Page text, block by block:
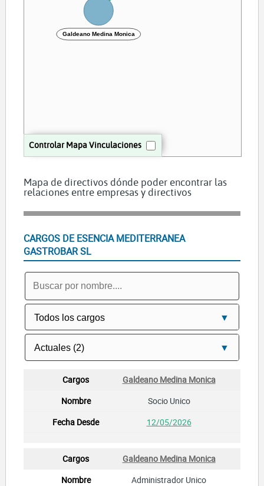
Controlar Mapa Vinculaciones
Galdeano Medina Monica
Mapa de directivos dónde poder encontrar las
relaciones entre empresas y directivos
CARGOS DE ESENCIA MEDITERRANEA
GASTROBAR SL
Galdeano Medina Monica
Socio Unico
12/05/2026
Galdeano Medina Monica
Administrador Unico